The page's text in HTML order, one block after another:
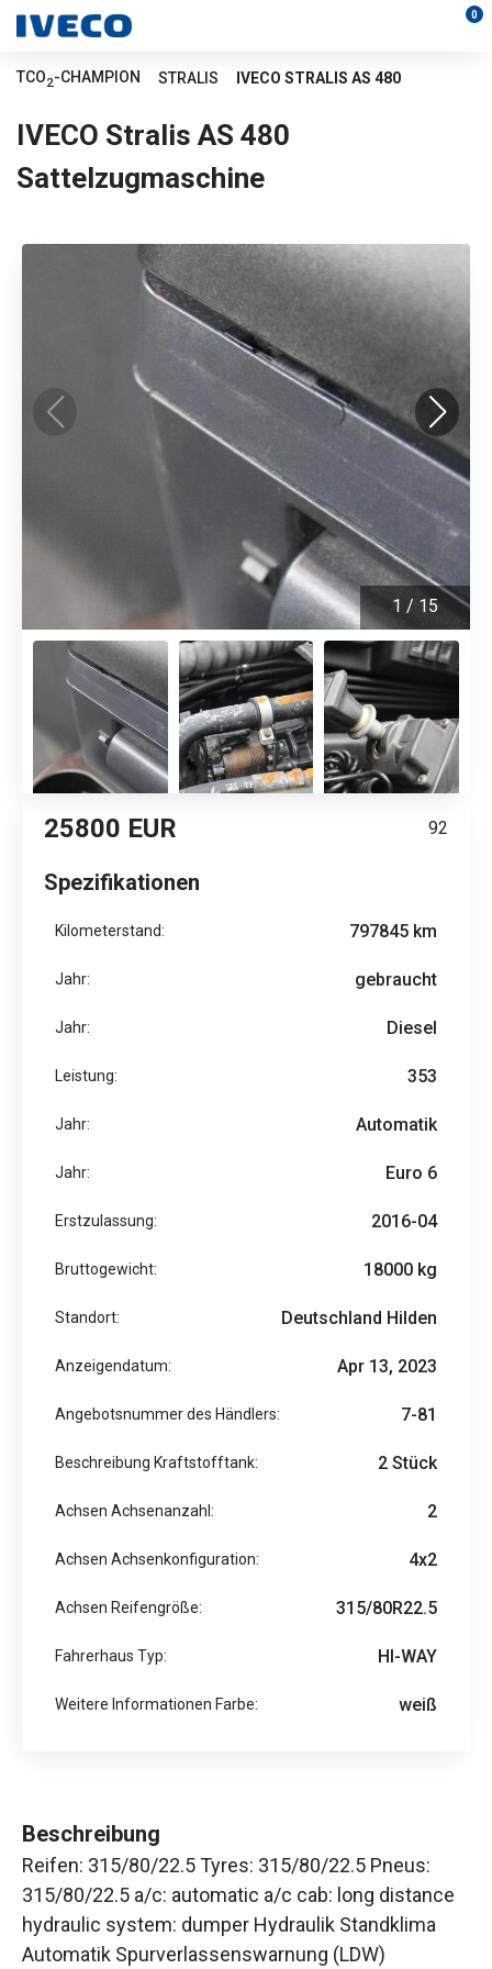
0
TCO2-CHAMPION STRALIS IVECO STRALIS AS 480
IVECO Stralis AS 480
Sattelzugmaschine
1 / 15
25800 EUR 92
Spezifikationen
Kilometerstand: 797845 km
Jahr: gebraucht
Jahr: Diesel
Leistung: 353
Jahr: Automatik
Jahr: Euro 6
Erstzulassung: 2016-04
Bruttogewicht: 18000 kg
Standort: Deutschland Hilden
Anzeigendatum: Apr 13, 2023
Angebotsnummer des Händlers: 7-81
Beschreibung Kraftstofftank: 2 Stück
Achsen Achsenanzahl: 2
Achsen Achsenkonfiguration: 4x2
Achsen Reifengröße: 315/80R22.5
Fahrerhaus Typ: HI-WAY
Weitere Informationen Farbe: weiß
Beschreibung
Reifen: 315/80/22.5 Tyres: 315/80/22.5 Pneus:
315/80/22.5 a/c: automatic a/c cab: long distance
hydraulic system: dumper Hydraulik Standklima
Automatik Spurverlassenswarnung (LDW)